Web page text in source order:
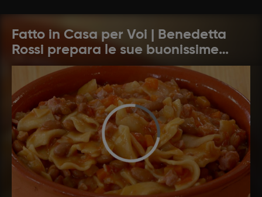
Fatto in Casa per Voi | Benedetta
Rossi prepara le sue buonissime
ricette: pronti a cucinare?